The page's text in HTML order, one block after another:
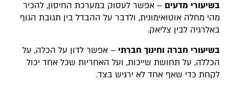
בשיעורי מדעים – אפשר לעסוק במערכת החיסון, להכיר
מהי מחלה אוטואימונית, ולדבר על ההבדל בין תגובת הגוף
באלרגיה לבין צליאק.
בשיעורי חברה וחינוך חברתי – אפשר לדון על הכלה, על
הכללה, על תחושת שייכות, ועל האחריות שכל אחד יכול
לקחת כדי שאף אחד לא ירגיש בצד.